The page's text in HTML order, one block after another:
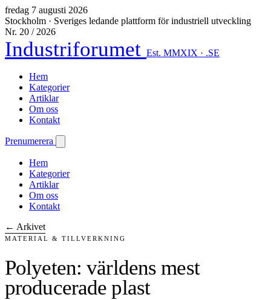
fredag 7 augusti 2026
Stockholm · Sveriges ledande plattform för industriell utveckling
Nr. 20 / 2026
Industriforumet Est. MMXIX · .SE
Hem
Kategorier
Artiklar
Om oss
Kontakt
Prenumerera
Hem
Kategorier
Artiklar
Om oss
Kontakt
← Arkivet
MATERIAL & TILLVERKNING
Polyeten: världens mest
producerade plast